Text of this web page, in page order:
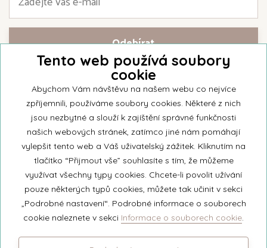
Přihlašte se k našemu newsletteru a buďte jako první informováni o
nejnovějších kolekcích svíček a aktualitách z rodinné firmy Unipar.
© 2026 Unipar
+420 571 651 531
eshop@unipar.cz
Facebook
Tento web používá soubory
cookie
Abychom Vám návštěvu na našem webu co nejvíce
zpříjemnili, používáme soubory cookies. Některé z nich
jsou nezbytné a slouží k zajíštění správné funkčnosti
našich webových stránek, zatímco jiné nám pomáhají
vylepšit tento web a Váš uživatelský zážitek. Kliknutím na
tlačítko “Přijmout vše” souhlasíte s tím, že můžeme
využívat všechny typy cookies. Chcete-li povolit užívání
pouze některých typů cookies, můžete tak učinit v sekci
„Podrobné nastavení“. Podrobné informace o souborech
cookie naleznete v sekci Informace o souborech cookie.